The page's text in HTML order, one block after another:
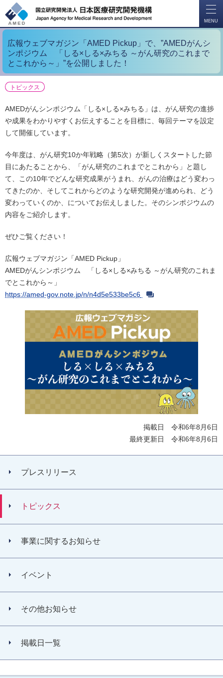
MENU
広報ウェブマガジン「AMED Pickup」で、”AMEDがんシ
ンポジウム 「しる×しる×みちる ～がん研究のこれまで
とこれから～」”を公開しました！
トピックス
AMEDがんシンポジウム「しる×しる×みちる」は、がん研究の進捗
や成果をわかりやすくお伝えすることを目標に、毎回テーマを設定
して開催しています。
今年度は、がん研究10か年戦略（第5次）が新しくスタートした節
目にあたることから、「がん研究のこれまでとこれから」と題し
て、この10年でどんな研究成果がうまれ、がんの治療はどう変わっ
てきたのか、そしてこれからどのような研究開発が進められ、どう
変わっていくのか、についてお伝えしました。そのシンポジウムの
内容をご紹介します。
ぜひご覧ください！
広報ウェブマガジン「AMED Pickup」
AMEDがんシンポジウム 「しる×しる×みちる ～がん研究のこれま
でとこれから～」
https://amed-gov.note.jp/n/n4d5e533be5c6
掲載日 令和6年8月6日
最終更新日 令和6年8月6日
プレスリリース
トピックス
事業に関するお知らせ
イベント
その他お知らせ
掲載日一覧